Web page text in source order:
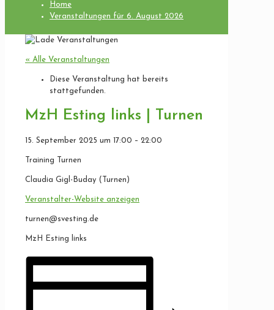
Home
Veranstaltungen für 6. August 2026
« Alle Veranstaltungen
Diese Veranstaltung hat bereits
stattgefunden.
MzH Esting links | Turnen
15. September 2025 um 17:00 – 22:00
Training Turnen
Claudia Gigl-Buday (Turnen)
Veranstalter-Website anzeigen
turnen@svesting.de
MzH Esting links